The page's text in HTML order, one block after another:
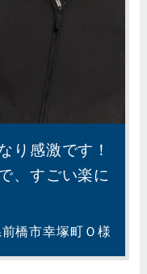
り感激です！
、すごい楽に
橋市幸塚町Ｏ様